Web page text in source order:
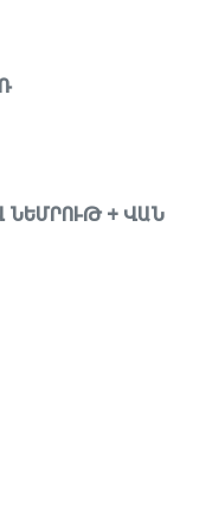
ՆԵՄՐՈՒԹ + ՎԱՆ